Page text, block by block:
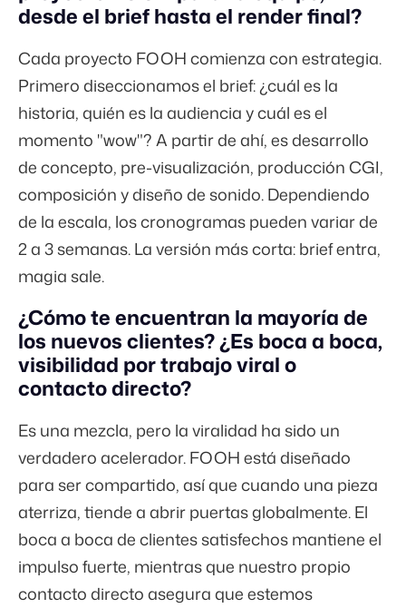
desde el brief hasta el render final?
Cada proyecto FOOH comienza con estrategia.
Primero diseccionamos el brief: ¿cuál es la
historia, quién es la audiencia y cuál es el
momento "wow"? A partir de ahí, es desarrollo
de concepto, pre-visualización, producción CGI,
composición y diseño de sonido. Dependiendo
de la escala, los cronogramas pueden variar de
2 a 3 semanas. La versión más corta: brief entra,
magia sale.
¿Cómo te encuentran la mayoría de
los nuevos clientes? ¿Es boca a boca,
visibilidad por trabajo viral o
contacto directo?
Es una mezcla, pero la viralidad ha sido un
verdadero acelerador. FOOH está diseñado
para ser compartido, así que cuando una pieza
aterriza, tiende a abrir puertas globalmente. El
boca a boca de clientes satisfechos mantiene el
impulso fuerte, mientras que nuestro propio
contacto directo asegura que estemos